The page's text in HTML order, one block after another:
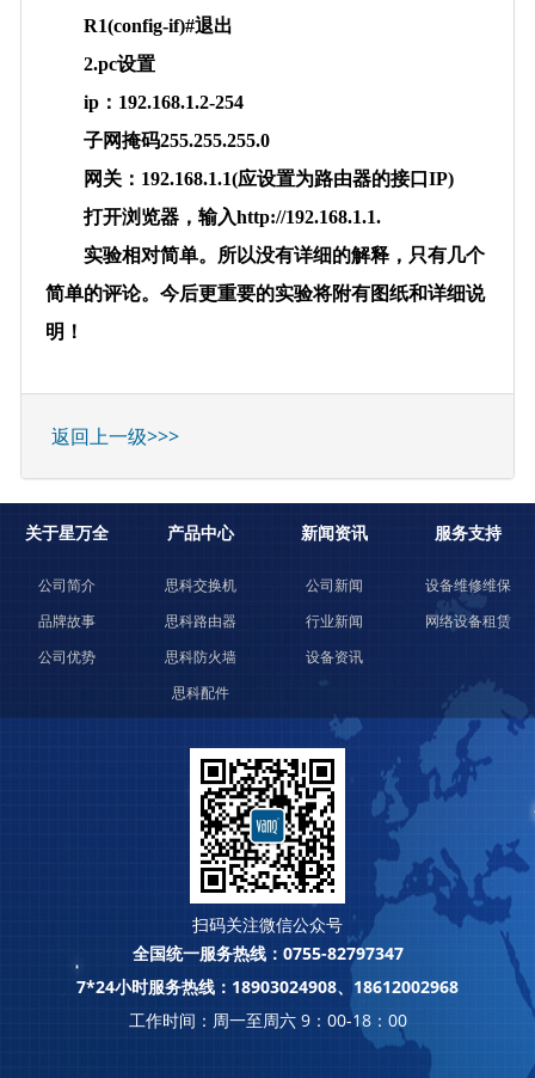
R1(config-if)#退出
2.pc设置
ip：192.168.1.2-254
子网掩码255.255.255.0
网关：192.168.1.1(应设置为路由器的接口IP)
打开浏览器，输入http://192.168.1.1.
实验相对简单。所以没有详细的解释，只有几个
简单的评论。今后更重要的实验将附有图纸和详细说
明！
返回上一级>>>
关于星万全 产品中心 新闻资讯 服务支持
公司简介
品牌故事
公司优势
思科交换机
思科路由器
思科防火墙
思科配件
公司新闻
行业新闻
设备资讯
设备维修维保
网络设备租赁
扫码关注微信公众号
全国统一服务热线：0755-82797347
7*24小时服务热线：18903024908、18612002968
工作时间：周一至周六 9：00-18：00